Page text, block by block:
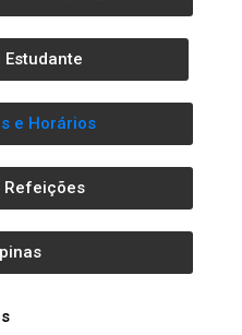
e Horários
Refeições